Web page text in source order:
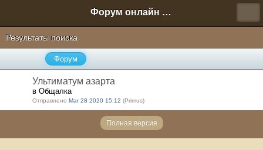
Форум онлайн игры "Новая Эра" (Нюра Биз)
Результаты поиска
Форум
Ультиматум азарта
в Общалка
Отправлено Mar 28 2020 15:12 (Primus)
Полная версия